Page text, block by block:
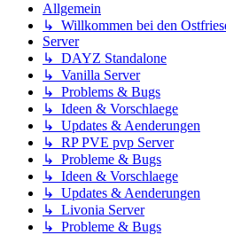
Allgemein
↳ Willkommen bei den
Server
↳ DAYZ Standalone
↳ Vanilla Server
↳ Problems & Bugs
↳ Ideen & Vorschlaege
↳ Updates & Aenderungen
↳ RP PVE pvp Server
↳ Probleme & Bugs
↳ Ideen & Vorschlaege
↳ Updates & Aenderungen
↳ Livonia Server
↳ Probleme & Bugs